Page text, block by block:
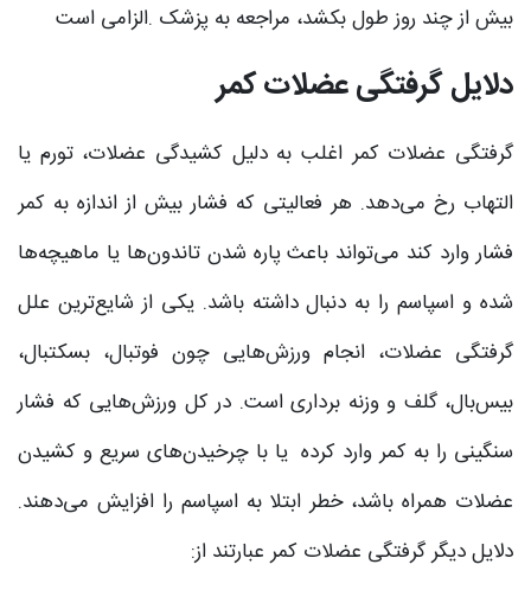
بیش از چند روز طول بکشد، مراجعه به پزشک .الزامی است
دلایل گرفتگی عضلات کمر
گرفتگی عضلات کمر اغلب به دلیل کشیدگی عضلات، تورم یا
التهاب رخ می‌دهد. هر فعالیتی که فشار بیش‌ از اندازه به کمر
فشار وارد کند می‌تواند باعث پاره‌ شدن تاندون‌ها یا ماهیچه‌ها
شده و اسپاسم را به دنبال داشته باشد. یکی از شایع‌ترین علل
گرفتگی عضلات، انجام ورزش‌هایی چون فوتبال، بسکتبال،
بیس‌بال، گلف و وزنه برداری است. در کل ورزش‌هایی که فشار
سنگینی را به کمر وارد کرده یا با چرخیدن‌های سریع و کشیدن
عضلات همراه باشد، خطر ابتلا به اسپاسم را افزایش می‌دهند.
دلایل دیگر گرفتگی عضلات کمر عبارتند از: